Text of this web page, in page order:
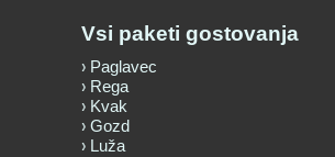
Vsi paketi gostovanja
Paglavec
Rega
Kvak
Gozd
Luža